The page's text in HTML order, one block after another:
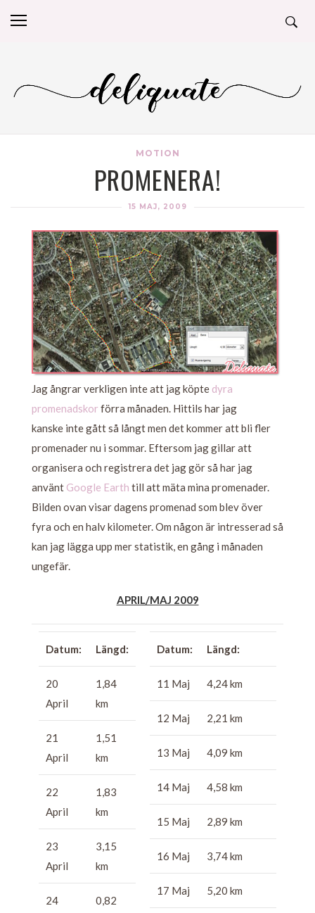
MOTION
PROMENERA!
15 MAJ, 2009
Jag ångrar verkligen inte att jag köpte dyra
promenadskor förra månaden. Hittils har jag
kanske inte gått så långt men det kommer att bli fler
promenader nu i sommar. Eftersom jag gillar att
organisera och registrera det jag gör så har jag
använt Google Earth till att mäta mina promenader.
Bilden ovan visar dagens promenad som blev över
fyra och en halv kilometer. Om någon är intresserad så
kan jag lägga upp mer statistik, en gång i månaden
ungefär.
APRIL/MAJ 2009
Datum: Längd:
20
April
1,84
km
21
April
1,51
km
22
April
1,83
km
23
April
3,15
km
24
0,82
Datum: Längd:
11 Maj 4,24 km
12 Maj 2,21 km
13 Maj 4,09 km
14 Maj 4,58 km
15 Maj 2,89 km
16 Maj 3,74 km
17 Maj 5,20 km